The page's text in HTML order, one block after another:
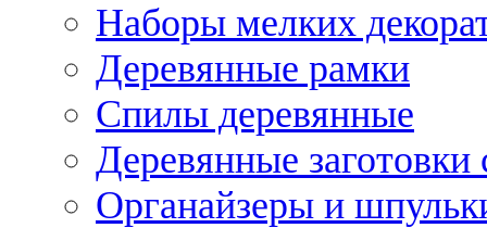
Наборы мелких
Деревянные рамки
Спилы деревянные
Деревянные заготовки
Органайзеры и